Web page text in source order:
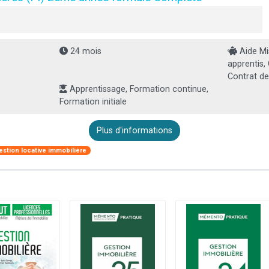
24 mois
Aide
apprentis,
Contrat
Apprentissage, Formation continue,
Formation initiale
Plus d'informations
locative immobilière